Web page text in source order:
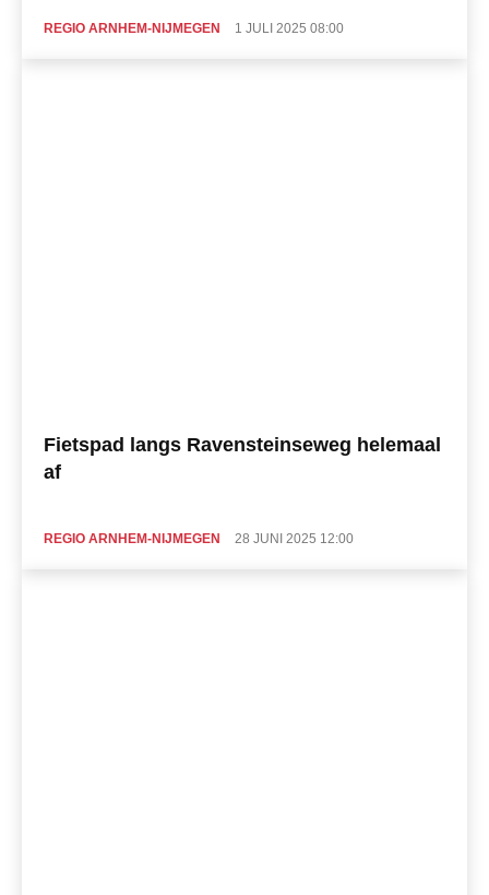
REGIO ARNHEM-NIJMEGEN 1 JULI 2025 08:00
Fietspad langs Ravensteinseweg helemaal
af
REGIO ARNHEM-NIJMEGEN 28 JUNI 2025 12:00